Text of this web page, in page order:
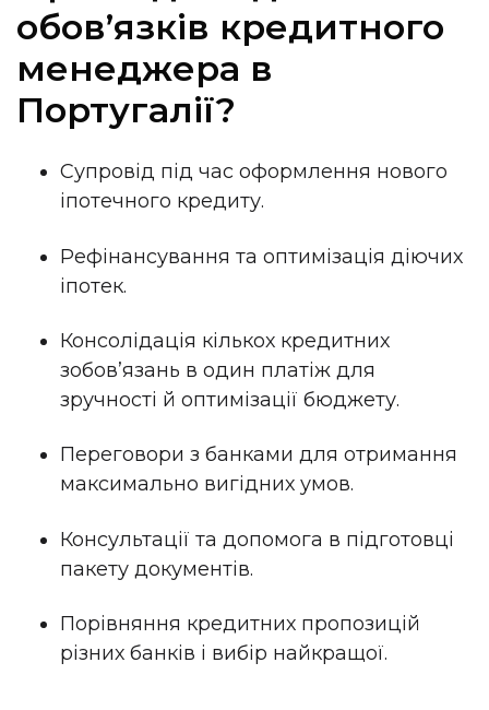
обов’язків кредитного
менеджера в
Португалії?
Супровід під час оформлення нового
іпотечного кредиту.
Рефінансування та оптимізація діючих
іпотек.
Консолідація кількох кредитних
зобов’язань в один платіж для
зручності й оптимізації бюджету.
Переговори з банками для отримання
максимально вигідних умов.
Консультації та допомога в підготовці
пакету документів.
Порівняння кредитних пропозицій
різних банків і вибір найкращої.